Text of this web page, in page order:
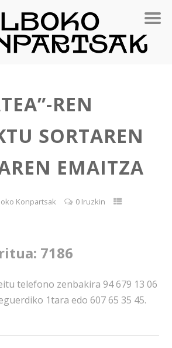
REN
SORTAREN
EMAITZA
Konpartsak
0 Iruzkin
7186
telefono zenbakira 94 679 13 06
1tara edo 607 65 35 45.